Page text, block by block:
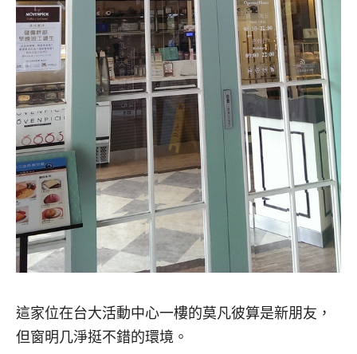
這家位在台大活動中心一樓的莫凡彼算是新朋友，
但窗明几淨挺不錯的環境。